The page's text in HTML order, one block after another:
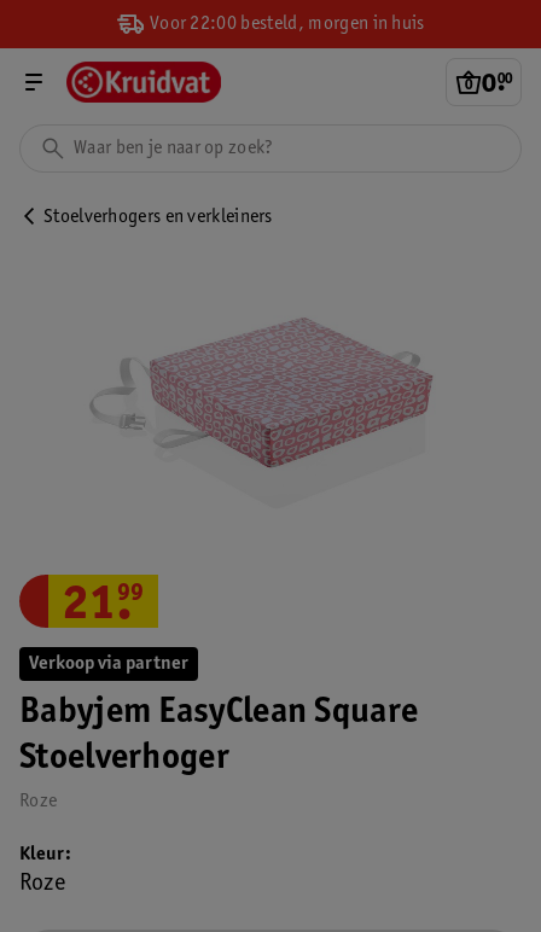
Voor 22:00 besteld, morgen in huis
0.
00
Stoelverhogers en verkleiners
Verkoop via partner
Babyjem EasyClean Square
Stoelverhoger
Roze
21.
99
Kleur
Roze